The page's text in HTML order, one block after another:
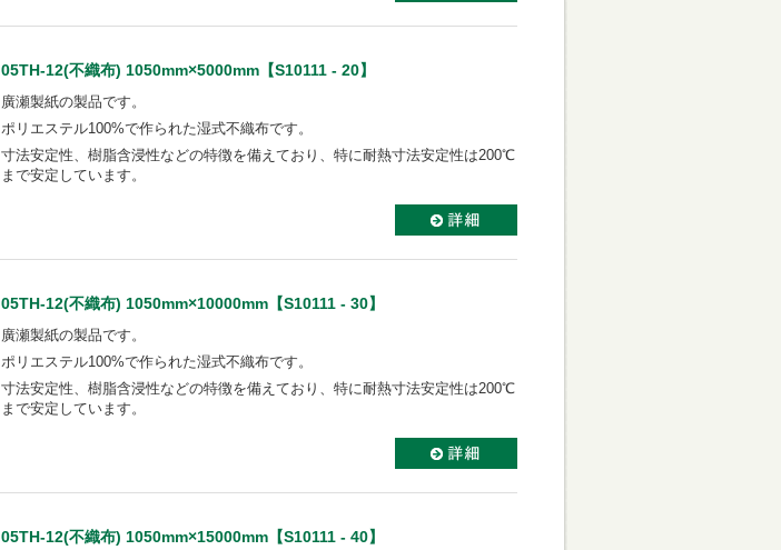
05TH-12(不織布) 1050mm×5000mm【S10111 - 20】
廣瀬製紙の製品です。
ポリエステル100%で作られた湿式不織布です。
寸法安定性、樹脂含浸性などの特徴を備えており、特に耐熱寸法安定性は200℃
まで安定しています。
05TH-12(不織布) 1050mm×10000mm【S10111 - 30】
廣瀬製紙の製品です。
ポリエステル100%で作られた湿式不織布です。
寸法安定性、樹脂含浸性などの特徴を備えており、特に耐熱寸法安定性は200℃
まで安定しています。
05TH-12(不織布) 1050mm×15000mm【S10111 - 40】